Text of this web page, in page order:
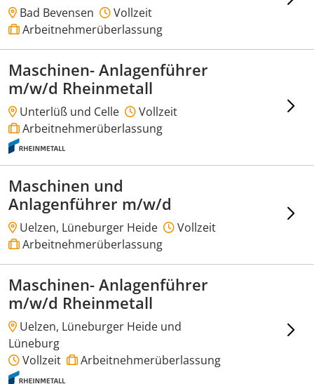
Bad Bevensen
Vollzeit
Arbeitnehmerüberlassung
Maschinen- Anlagenführer
m/w/d Rheinmetall
Unterlüß und Celle
Vollzeit
Arbeitnehmerüberlassung
Maschinen und
Anlagenführer m/w/d
Uelzen, Lüneburger Heide
Vollzeit
Arbeitnehmerüberlassung
Maschinen- Anlagenführer
m/w/d Rheinmetall
Uelzen, Lüneburger Heide und
Lüneburg
Vollzeit
Arbeitnehmerüberlassung